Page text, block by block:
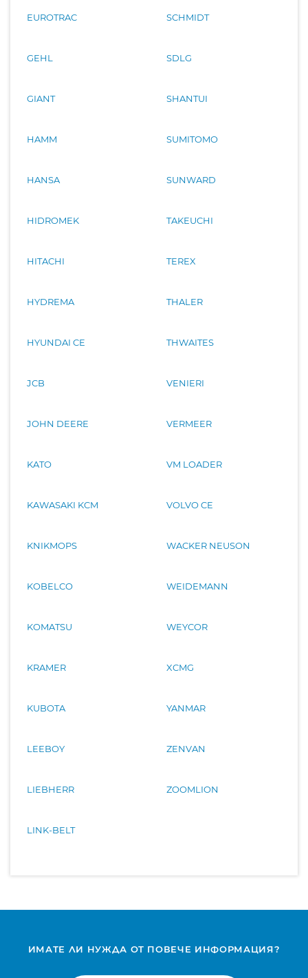
EUROTRAC
GEHL
GIANT
HAMM
HANSA
HIDROMEK
HITACHI
HYDREMA
HYUNDAI CE
JCB
JOHN DEERE
KATO
KAWASAKI KCM
KNIKMOPS
KOBELCO
KOMATSU
KRAMER
KUBOTA
LEEBOY
LIEBHERR
LINK-BELT
SCHMIDT
SDLG
SHANTUI
SUMITOMO
SUNWARD
TAKEUCHI
TEREX
THALER
THWAITES
VENIERI
VERMEER
VM LOADER
VOLVO CE
WACKER NEUSON
WEIDEMANN
WEYCOR
XCMG
YANMAR
ZENVAN
ZOOMLION
ИМАТЕ ЛИ НУЖДА ОТ ПОВЕЧЕ ИНФОРМАЦИЯ?